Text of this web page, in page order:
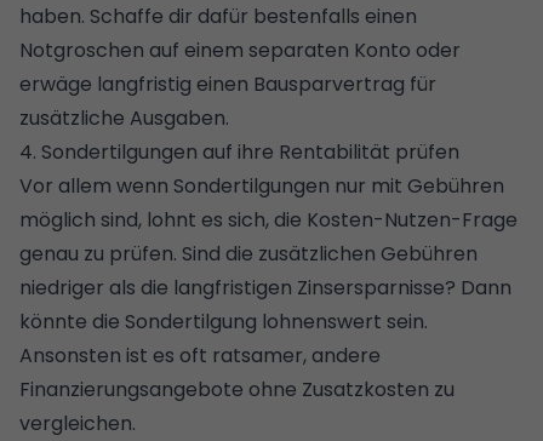
haben. Schaffe dir dafür bestenfalls einen
Notgroschen auf einem separaten Konto oder
erwäge langfristig einen Bausparvertrag für
zusätzliche Ausgaben.
4. Sondertilgungen auf ihre Rentabilität prüfen
Vor allem wenn Sondertilgungen nur mit Gebühren
möglich sind, lohnt es sich, die Kosten-Nutzen-Frage
genau zu prüfen. Sind die zusätzlichen Gebühren
niedriger als die langfristigen Zinsersparnisse? Dann
könnte die Sondertilgung lohnenswert sein.
Ansonsten ist es oft ratsamer, andere
Finanzierungsangebote ohne Zusatzkosten zu
vergleichen.